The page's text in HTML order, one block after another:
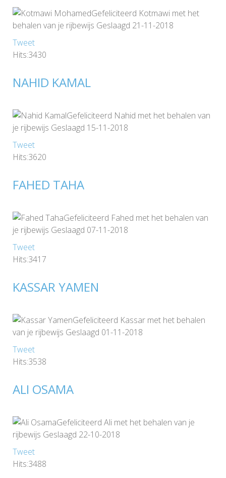
Gefeliciteerd Kotmawi met het
behalen van je rijbewijs Geslaagd 21-11-2018
Tweet
Hits:3430
NAHID KAMAL
Gefeliciteerd Nahid met het behalen van
je rijbewijs Geslaagd 15-11-2018
Tweet
Hits:3620
FAHED TAHA
Gefeliciteerd Fahed met het behalen van
je rijbewijs Geslaagd 07-11-2018
Tweet
Hits:3417
KASSAR YAMEN
Gefeliciteerd Kassar met het behalen
van je rijbewijs Geslaagd 01-11-2018
Tweet
Hits:3538
ALI OSAMA
Gefeliciteerd Ali met het behalen van je
rijbewijs Geslaagd 22-10-2018
Tweet
Hits:3488